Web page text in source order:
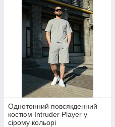
Однотонний повсякденний
костюм Intruder Player у
сірому кольорі